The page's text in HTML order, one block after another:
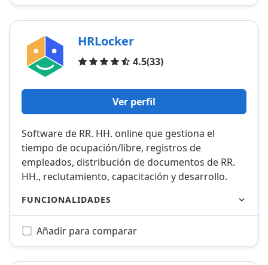
HRLocker
4.5(33)
Opiniones
Ver perfil
Software de RR. HH. online que gestiona el
tiempo de ocupación/libre, registros de
empleados, distribución de documentos de RR.
HH., reclutamiento, capacitación y desarrollo.
FUNCIONALIDADES
Añadir para comparar